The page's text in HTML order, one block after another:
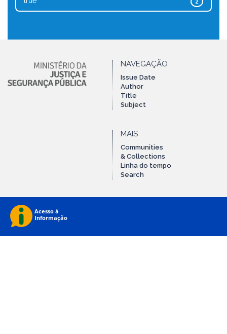
2
NAVEGAÇÃO
Issue Date
Author
Title
Subject
MAIS
Communities
& Collections
Linha do tempo
Search